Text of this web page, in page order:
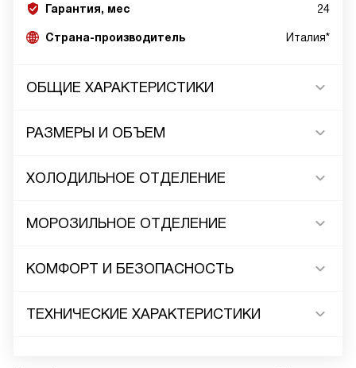
Гарантия, мес 24
Страна-производитель Италия*
ОБЩИЕ ХАРАКТЕРИСТИКИ
РАЗМЕРЫ И ОБЪЕМ
ХОЛОДИЛЬНОЕ ОТДЕЛЕНИЕ
МОРОЗИЛЬНОЕ ОТДЕЛЕНИЕ
КОМФОРТ И БЕЗОПАСНОСТЬ
ТЕХНИЧЕСКИЕ ХАРАКТЕРИСТИКИ